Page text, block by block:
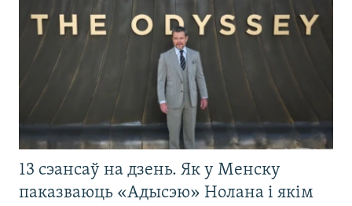
13 сэансаў на дзень. Як у Менску
паказваюць «Адысэю» Нолана і якім